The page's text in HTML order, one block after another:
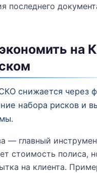
последнего
на
снижается через
набора рисков и
— главный
стоимость полиса,
на клиента.